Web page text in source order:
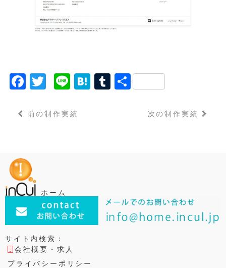
F
c
o
o
k
T
it
Li
e
H
T 共
次の制作実績
前の制作実績
ホーム
サイト内検索：
会社概要・求人
プライバシーポリシー